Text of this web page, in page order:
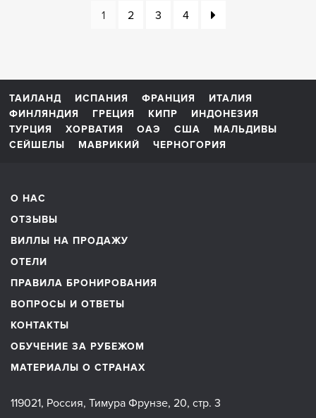
1 2 3 4
ТАИЛАНД ИСПАНИЯ ФРАНЦИЯ
ИТАЛИЯ
ФИНЛЯНДИЯ
ГРЕЦИЯ КИПР
ИНДОНЕЗИЯ
ТУРЦИЯ
ХОРВАТИЯ ОАЭ США
МАЛЬДИВЫ
СЕЙШЕЛЫ
МАВРИКИЙ ЧЕРНОГОРИЯ
О НАС
ОТЗЫВЫ
ВИЛЛЫ НА ПРОДАЖУ
ОТЕЛИ
ПРАВИЛА БРОНИРОВАНИЯ
ВОПРОСЫ И ОТВЕТЫ
КОНТАКТЫ
ОБУЧЕНИЕ ЗА РУБЕЖОМ
МАТЕРИАЛЫ О СТРАНАХ
119021, Россия, Тимура Фрунзе, 20, стр. 3